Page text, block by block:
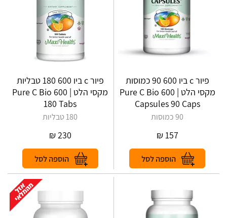
פיור c ביו 600 90 כמוסות
מקסי הלט | Pure C Bio 600
Capsules 90 Caps
90 כמוסות
157
₪
פיור c ביו 600 180 טבליות
מקסי הלט | Pure C Bio 600
180 Tabs
180 טבליות
230
₪